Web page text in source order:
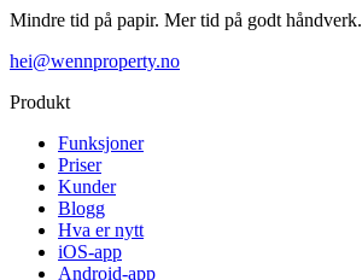
Mindre tid på papir. Mer tid på godt håndverk.
hei@wennproperty.no
Produkt
Funksjoner
Priser
Kunder
Blogg
Hva er nytt
iOS-app
Android-app